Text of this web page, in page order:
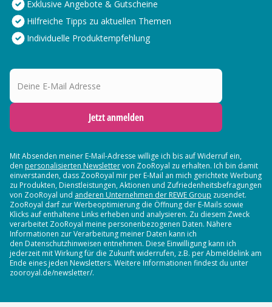
Exklusive Angebote & Gutscheine
Hilfreiche Tipps zu aktuellen Themen
Individuelle Produktempfehlung
Deine E-Mail Adresse
Jetzt anmelden
Mit Absenden meiner E-Mail-Adresse willige ich bis auf Widerruf ein,
den personalisierten Newslettervon ZooRoyal zu erhalten. Ich bin damit
einverstanden, dass ZooRoyal mir per E-Mail an mich gerichtete Werbung
zu Produkten, Dienstleistungen, Aktionen und Zufriedenheitsbefragungen
von ZooRoyal und anderen Unternehmen der REWE Group zusendet.
ZooRoyal darf zur Werbeoptimierung die Öffnung der E-Mails sowie
Klicks auf enthaltene Links erheben und analysieren. Zu diesem Zweck
verarbeitet ZooRoyal meine personenbezogenen Daten. Nähere
Informationen zur Verarbeitung meiner Daten kann ich
den Datenschutzhinweisen entnehmen. Diese Einwilligung kann ich
jederzeit mit Wirkung für die Zukunft widerrufen, z.B. per Abmeldelink am
Ende eines jeden Newsletters. Weitere Informationen findest du unter
zooroyal.de/newsletter/.